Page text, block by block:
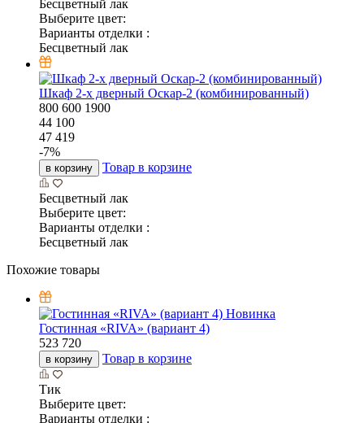
Бесцветный лак
Выберите цвет:
Варианты отделки :
Бесцветный лак
Шкаф 2-х дверный Оскар-2 (комбинированный)
800 600 1900
44 100
47 419
-7%
в корзину Товар в корзине
Бесцветный лак
Выберите цвет:
Варианты отделки :
Бесцветный лак
Похожие товары
Новинка
Гостинная «RIVA» (вариант 4)
523 720
в корзину Товар в корзине
Тик
Выберите цвет:
Варианты отделки :